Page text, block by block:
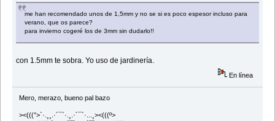
me han recomendado unos de 1,5mm y no se si es poco espesor incluso para
verano, que os parece?
para invierno cogeré los de 3mm sin dudarlo!!
con 1.5mm te sobra. Yo uso de jardinería.
En línea
Mero, merazo, bueno pal bazo
><(((°>`·.¸¸.·´¯`·.¸.·´¯`·...¸><(((º>